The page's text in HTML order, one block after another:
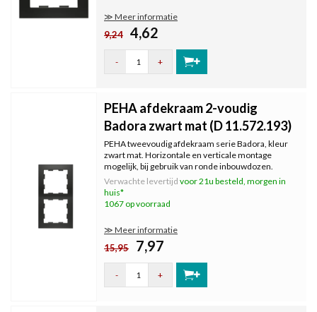
≫ Meer informatie
9,24 4,62
- +
PEHA afdekraam 2-voudig
Badora zwart mat (D 11.572.193)
PEHA tweevoudig afdekraam serie Badora, kleur
zwart mat. Horizontale en verticale montage
mogelijk, bij gebruik van ronde inbouwdozen.
Afmeting: 83 x 154 mm.
Verwachte levertijd voor 21u besteld, morgen in
huis*
1067 op voorraad
≫ Meer informatie
15,95 7,97
- +